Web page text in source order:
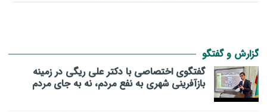
گزارش و گفتگو
گفتگوی اختصاصی با دکتر علی ریگی در زمینه
بازآفرینی شهری به نفع مردم، نه به جای مردم